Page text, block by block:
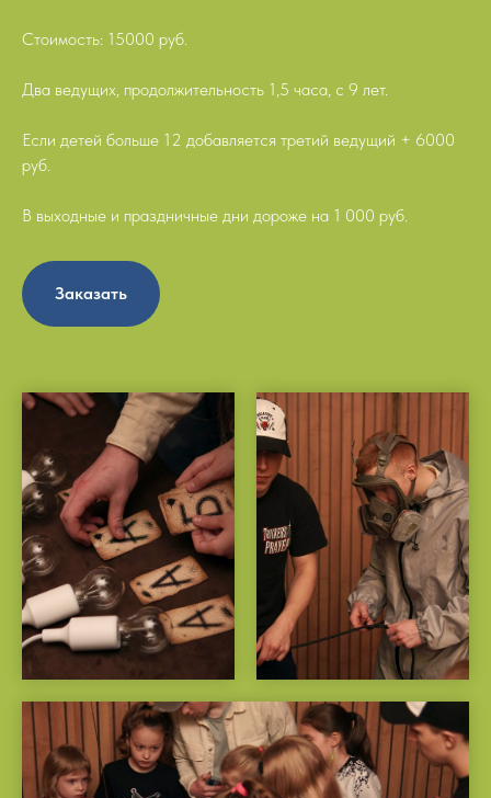
Стоимость: 15000 руб.
Два ведущих, продолжительность 1,5 часа, с 9 лет.
Если детей больше 12 добавляется третий ведущий + 6000
руб.
В выходные и праздничные дни дороже на 1 000 руб.
Заказать